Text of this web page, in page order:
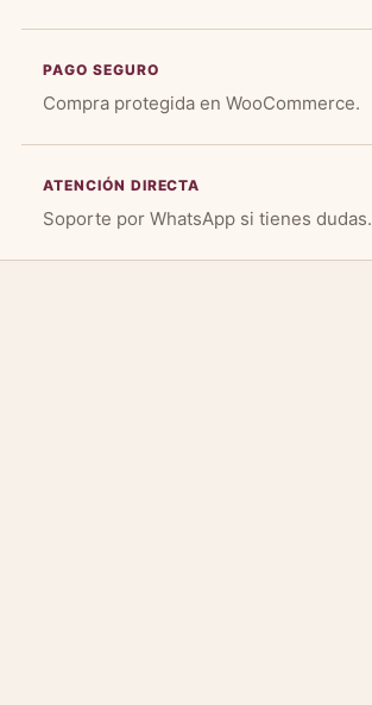
PAGO SEGURO
Compra protegida en WooCommerce.
ATENCIÓN DIRECTA
Soporte por WhatsApp si tienes dudas.